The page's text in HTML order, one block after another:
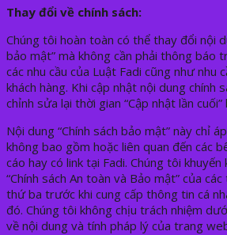
Thay đổi về chính sách:
Chúng tôi hoàn toàn có thể thay đổi nội
bảo mật” mà không cần phải thông báo
các nhu cầu của Luật Fadi cũng như nhu
khách hàng. Khi cập nhật nội dung chính
chỉnh sửa lại thời gian “Cập nhật lần
Nội dung “Chính sách bảo mật” này chỉ
không bao gồm hoặc liên quan đến các
cáo hay có link tại Fadi. Chúng tôi khuyến
“Chính sách An toàn và Bảo mật” của
thứ ba trước khi cung cấp thông tin cá
đó. Chúng tôi không chịu trách nhiệm
về nội dung và tính pháp lý của trang